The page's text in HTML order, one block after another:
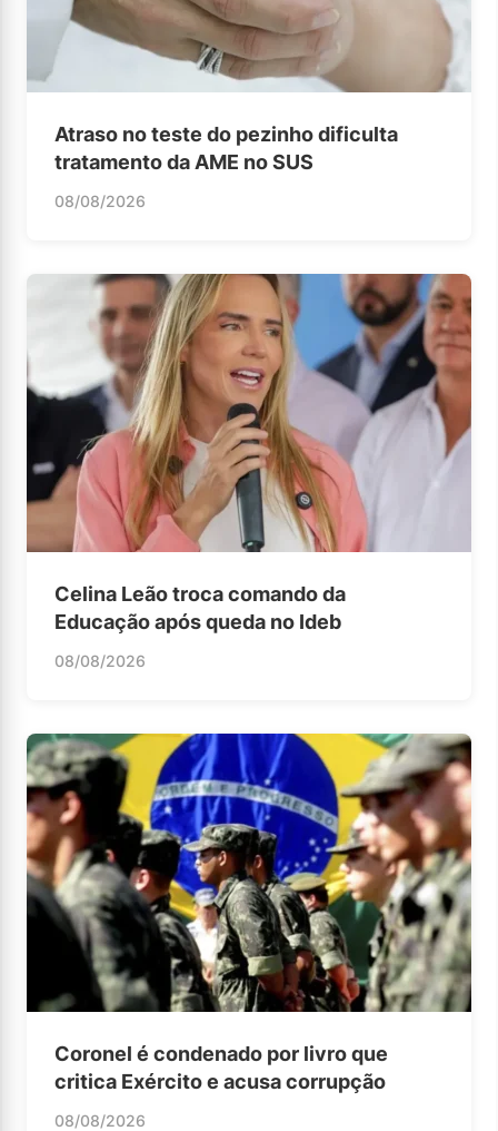
Atraso no teste do pezinho dificulta
tratamento da AME no SUS
08/08/2026
Celina Leão troca comando da
Educação após queda no Ideb
08/08/2026
Coronel é condenado por livro que
critica Exército e acusa corrupção
08/08/2026